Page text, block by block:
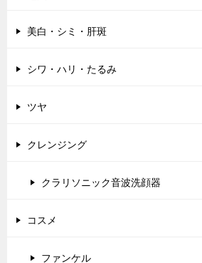
美白・シミ・肝斑
シワ・ハリ・たるみ
ツヤ
クレンジング
クラリソニック音波洗顔器
コスメ
ファンケル